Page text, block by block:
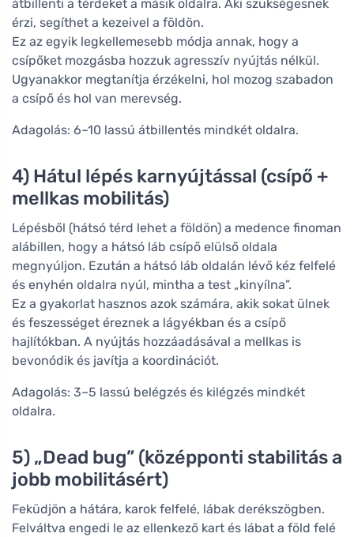
átbillenti a térdeket a másik oldalra. Aki szükségesnek
érzi, segíthet a kezeivel a földön.
Ez az egyik legkellemesebb módja annak, hogy a
csípőket mozgásba hozzuk agresszív nyújtás nélkül.
Ugyanakkor megtanítja érzékelni, hol mozog szabadon
a csípő és hol van merevség.
Adagolás: 6–10 lassú átbillentés mindkét oldalra.
4) Hátul lépés karnyújtással (csípő +
mellkas mobilitás)
Lépésből (hátsó térd lehet a földön) a medence finoman
alábillen, hogy a hátsó láb csípő elülső oldala
megnyúljon. Ezután a hátsó láb oldalán lévő kéz felfelé
és enyhén oldalra nyúl, mintha a test „kinyílna”.
Ez a gyakorlat hasznos azok számára, akik sokat ülnek
és feszességet éreznek a lágyékban és a csípő
hajlítókban. A nyújtás hozzáadásával a mellkas is
bevonódik és javítja a koordinációt.
Adagolás: 3–5 lassú belégzés és kilégzés mindkét
oldalra.
5) „Dead bug” (középponti stabilitás a
jobb mobilitásért)
Feküdjön a hátára, karok felfelé, lábak derékszögben.
Felváltva engedi le az ellenkező kart és lábat a föld felé